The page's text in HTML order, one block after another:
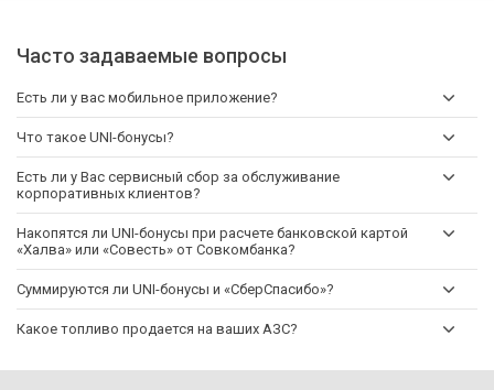
Часто задаваемые вопросы
Есть ли у вас мобильное приложение?
Что такое UNI-бонусы?
Есть ли у Вас сервисный сбор за обслуживание
корпоративных клиентов?
Накопятся ли UNI-бонусы при расчете банковской картой
«Халва» или «Совесть» от Совкомбанка?
Суммируются ли UNI-бонусы и «СберСпасибо»?
Какое топливо продается на ваших АЗС?